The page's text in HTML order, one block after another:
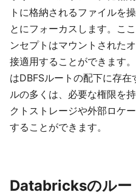
トに格納されるファイルを
とにフォーカスします。こ
ンセプトはマウントされた
接適用することができます。
はDBFSルートの配下に存
ルの多くは、必要な権限を
クトストレージや外部ロケ
することができます。
Databricksのルー